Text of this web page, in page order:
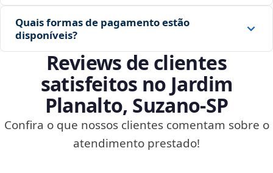
Quais formas de pagamento estão
disponíveis?
Reviews de clientes
satisfeitos no Jardim
Planalto, Suzano‑SP
Confira o que nossos clientes comentam sobre o
atendimento prestado!